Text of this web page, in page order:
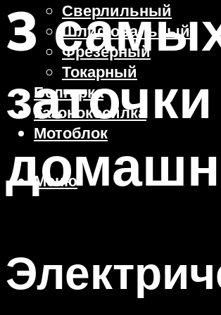
Сверлильный
Шлифовальный
Фрезерный
Токарный
Болгарка
Газонокосилка
Мотоблок
Меню
3